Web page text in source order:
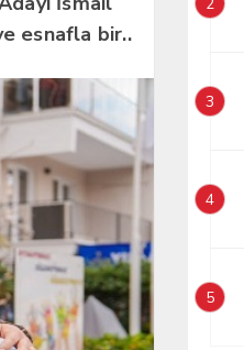
esnafla bir..
3
4
5